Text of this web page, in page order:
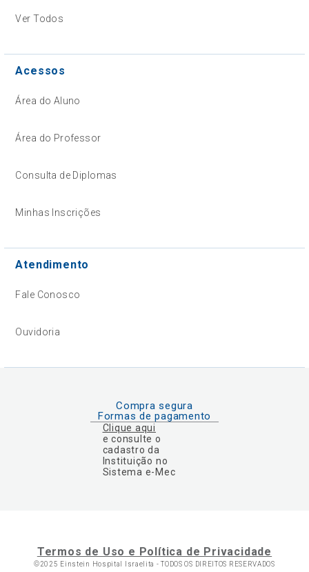
Ver Todos
Acessos
Área do Aluno
Área do Professor
Consulta de Diplomas
Minhas Inscrições
Atendimento
Fale Conosco
Ouvidoria
Compra segura
Formas de pagamento
Clique aqui
e consulte o
cadastro da
Instituição no
Sistema e-Mec
Termos de Uso e Política de Privacidade
©2025 Einstein Hospital Israelita -TODOS OS DIREITOS RESERVADOS